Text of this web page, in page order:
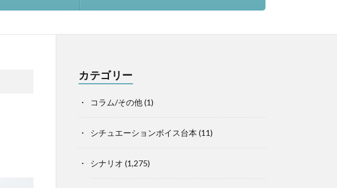
カテゴリー
コラム/その他(1)
シチュエーションボイス台本 (11)
シナリオ (1,275)